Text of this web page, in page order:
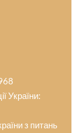
України:
з питань